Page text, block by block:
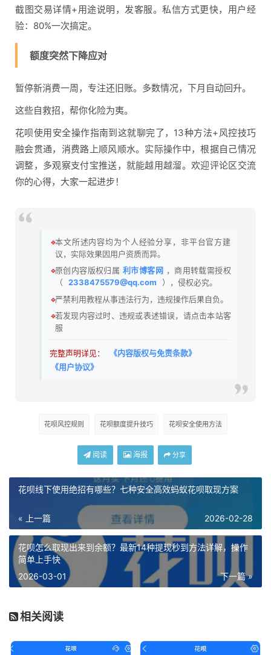
截图交易详情+用途说明，发客服。私信方式更快，用户经
验：80%一次搞定。
额度突然下降应对
暂停新消费一周，专注还旧账。多数情况，下月自动回升。
这些自救招，帮你化险为夷。
花呗使用安全操作指南到这就聊完了，13种方法+风控技巧
融会贯通，消费路上顺风顺水。实际操作中，根据自己情况
调整，多观察支付宝推送，就能越用越溜。欢迎评论区交流
你的心得，大家一起进步！
🔹本文所述内容均为个人经验分享，非平台官方建
议，实际效果因用户资质而异。
🔹原创内容版权归属 利市博客网 ，商用转载需授权
（
2338475579@qq.com
），侵权必究。
🔹严禁利用教程从事违法行为，违规操作后果自负。
🔹若发现内容过时、违规或表述错误，请点击本站客
服
完整声明详见：
《内容版权与免责条款》
《用户协议》
花呗风控规则 花呗额度提升技巧 花呗安全使用方法
阅读 海报 分享
花呗线下使用绝招有哪些？七种安全高效蚂蚁花呗取现方案
« 上一篇 2026-02-28
花呗怎么取现出来到余额？最新14种提现秒到方法详解，操作
简单上手快
下一篇 »
2026-03-01
相关阅读